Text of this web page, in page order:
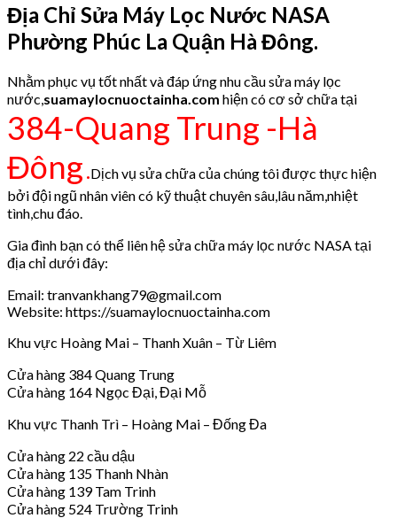
Địa Chỉ Sửa Máy Lọc Nước NASA
Phường Phúc La Quận Hà Đông.
Nhằm phục vụ tốt nhất và đáp ứng nhu cầu sửa máy lọc
nước, suamaylocnuoctainha.com hiện có cơ sở chữa tại
384-Quang Trung -Hà
Đông.Dịch vụ sửa chữa của chúng tôi được thực hiện
bởi đội ngũ nhân viên có kỹ thuật chuyên sâu,lâu năm,nhiệt
tình,chu đáo.
Gia đình bạn có thể liên hệ sửa chữa máy lọc nước NASA tại
địa chỉ dưới đây:
Email: tranvankhang79@gmail.com
Website: https://suamaylocnuoctainha.com
Khu vực Hoàng Mai – Thanh Xuân – Từ Liêm
Cửa hàng 384 Quang Trung
Cửa hàng 164 Ngọc Đại, Đại Mỗ
Khu vực Thanh Trì – Hoàng Mai – Đống Đa
Cửa hàng 22 cầu dậu
Cửa hàng 135 Thanh Nhàn
Cửa hàng 139 Tam Trinh
Cửa hàng 524 Trường Trinh